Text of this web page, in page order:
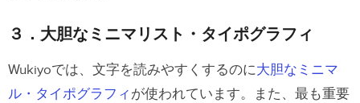
３．大胆なミニマリスト・タイポグラフィ
Wukiyoでは、文字を読みやすくするのに大胆なミニマ
ル・タイポグラフィ が使われています。また、最も重要